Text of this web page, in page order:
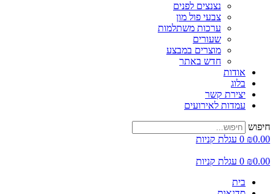
נצנצים לפנים
צבעי פול מון
ערכות משתלמות
שעורים
מוצרים במבצע
חדש באתר
אודות
בלוג
יצירת קשר
עמדות לאירועים
חיפוש
₪0.00
0 עגלת קניות
₪0.00
0 עגלת קניות
בית